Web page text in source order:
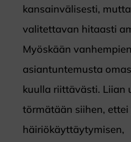
kansainvälisesti,
valitettavan hitaasti
Myöskään vanhempien
asiantuntemusta
kuulla riittävästi. Liian
törmätään siihen,
häiriökäyttäytymisen,